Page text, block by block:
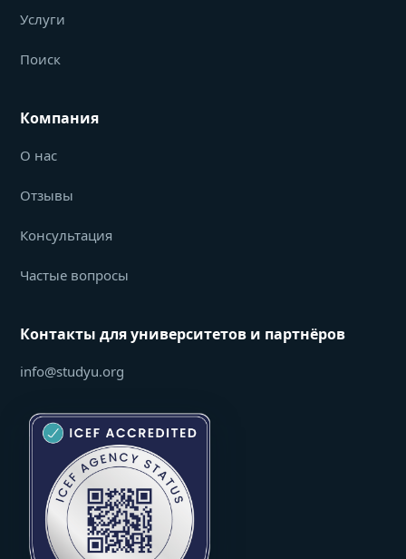
Услуги
Поиск
Компания
О нас
Отзывы
Консультация
Частые вопросы
Контакты для университетов и партнёров
info@studyu.org